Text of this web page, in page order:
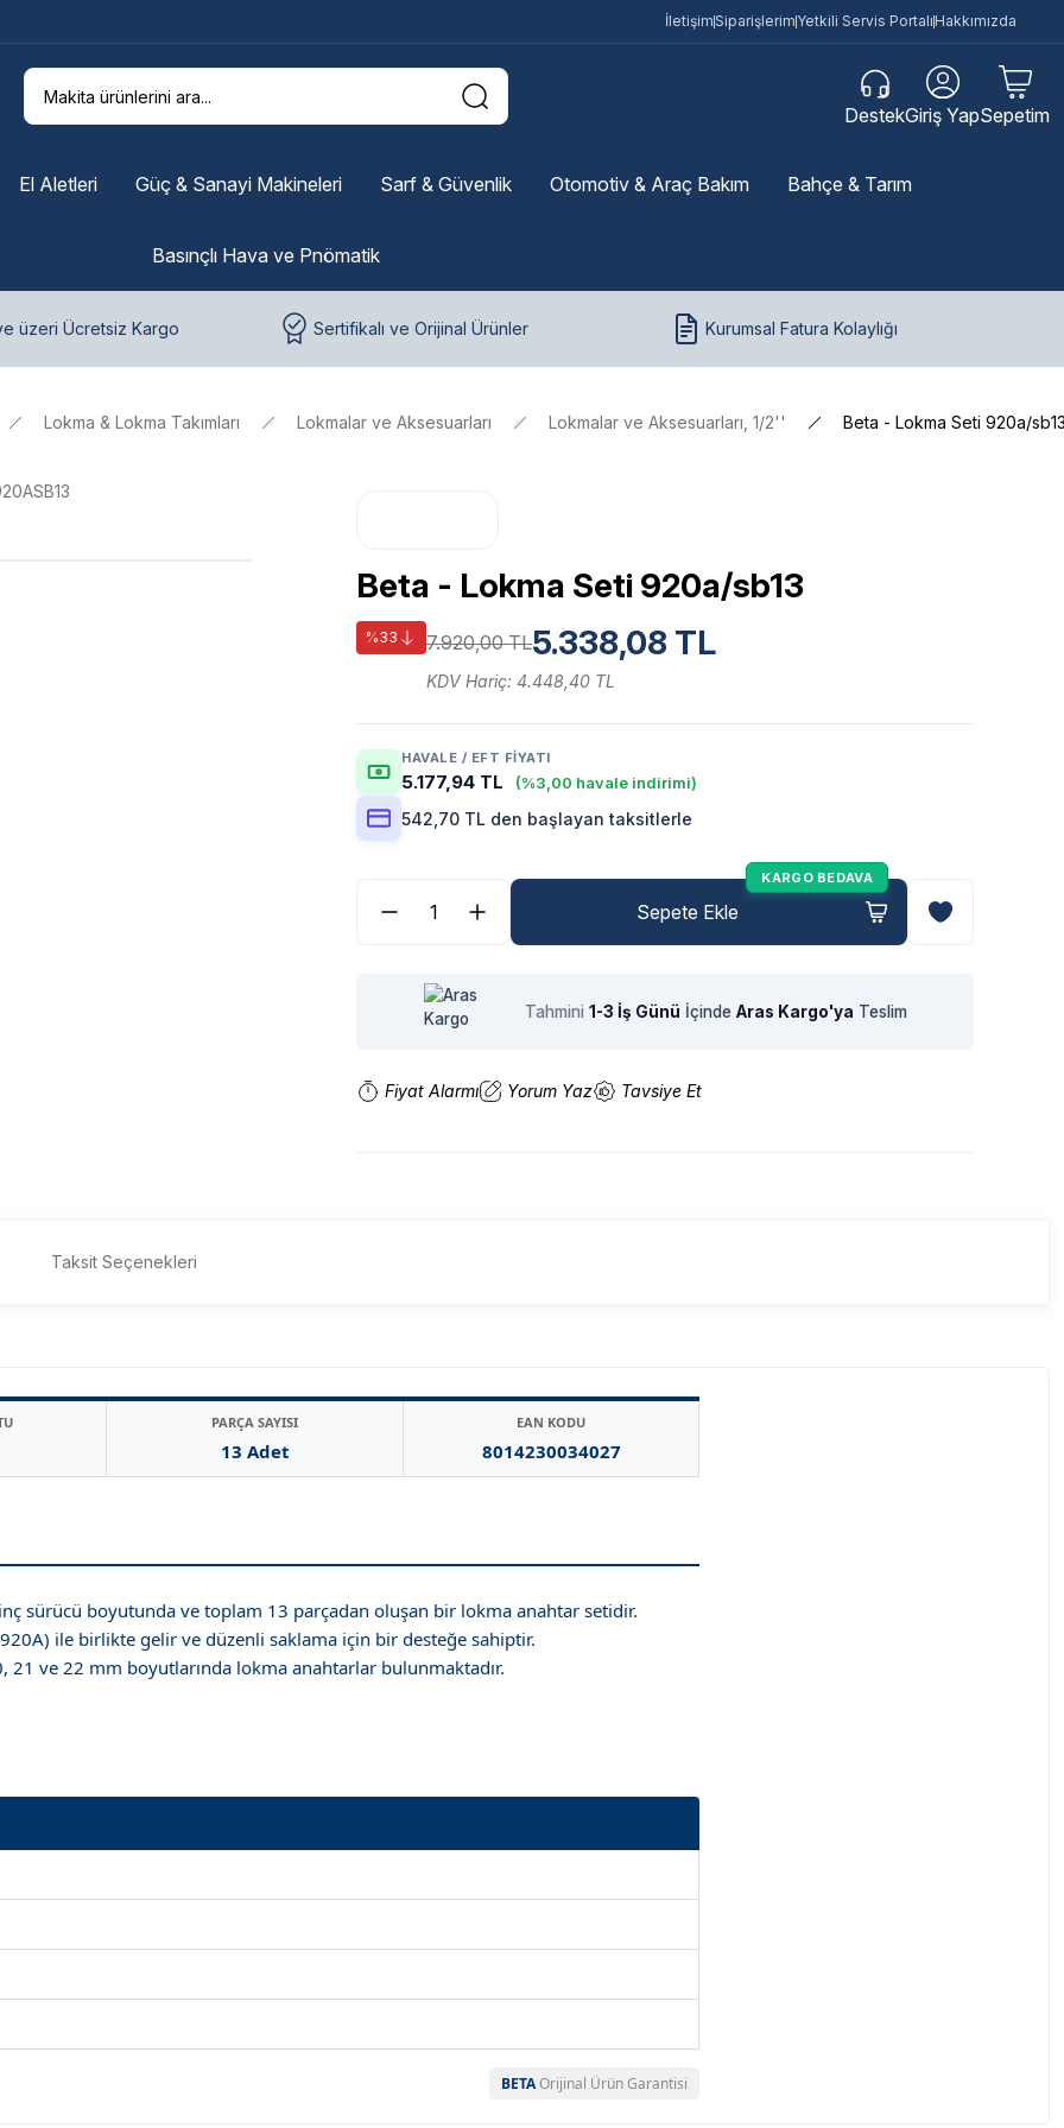
İletişimSiparişlerim Yetkili Servis Portalı Hakkımızda
DestekGiriş YapSepetim
El Aletleri Güç & Sanayi Makineleri Sarf & Güvenlik Otomotiv & Araç Bakım Bahçe & Tarım
Basınçlı Hava ve Pnömatik
üzeri Ücretsiz Kargo Sertifikalı ve Orijinal Ürünler Kurumsal Fatura Kolaylığı
Lokma & Lokma Takımları Lokmalar ve Aksesuarları Lokmalar ve Aksesuarları, 1/2'' Beta - Lokma Seti 920a/
Beta - Lokma Seti 920a/sb13
%33 7.920,00 TL5.338,08 TL
KDV Hariç: 4.448,40 TL
HAVALE / EFT FIYATI
5.177,94 TL (%3,00 havale indirimi)
542,70 TL den başlayan taksitlerle
KARGO BEDAVA
Sepete Ekle
Tahmini 1-3 İş Günü İçinde Aras Kargo'ya Teslim
Fiyat Alarmı Yorum Yaz Tavsiye Et
Taksit Seçenekleri
PARÇA SAYISI
13 Adet
EAN KODU
8014230034027
sürücü boyutunda ve toplam 13 parçadan oluşan bir lokma anahtar setidir.
ile birlikte gelir ve düzenli saklama için bir desteğe sahiptir.
ve 22 mm boyutlarında lokma anahtarlar bulunmaktadır.
BETAOrijinal Ürün Garantisi